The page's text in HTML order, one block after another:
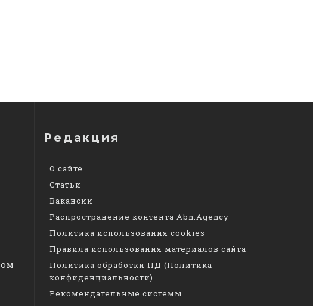
Редакция
О сайте
Статьи
Вакансии
Распространение контента Abn.Agency
Политика использования cookies
Правила использования материалов сайта
Политика обработки ПД (Политика
конфиденциальности)
Рекомендательные системы